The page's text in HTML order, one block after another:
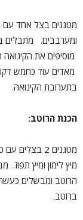
מטגנים בצל אחד עם
ומערבבים. מתבלים
מוסיפים את
מאדים עוד כחמש
בתערובת הקינואה.
הכנת הרוטב:
מטגנים 2
מיץ לימון ומיץ
הרוטב ומבשלים
ברוטב.